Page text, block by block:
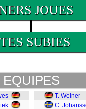
JOUES
SUBIES
EQUIPES
T. Weiner
C.